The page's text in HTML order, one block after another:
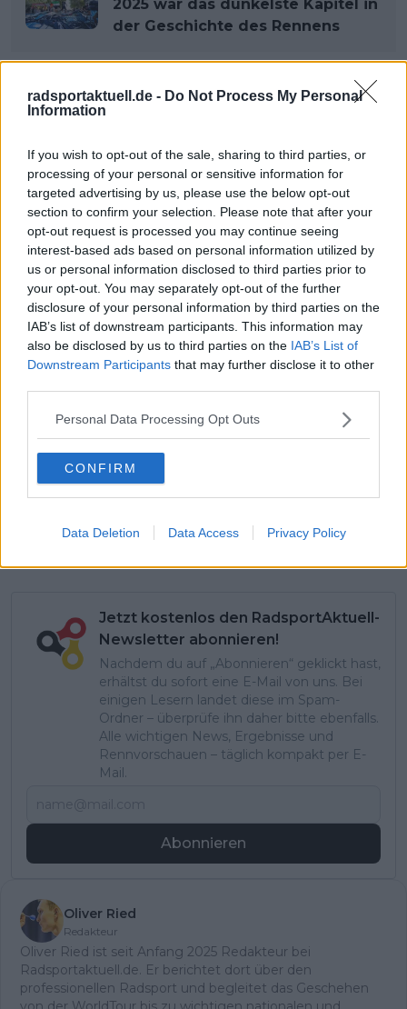
radsportaktuell.de - Do Not Process My Personal
Information
If you wish to opt-out of the sale, sharing to third parties, or
processing of your personal or sensitive information for
targeted advertising by us, please use the below opt-out
section to confirm your selection. Please note that after your
opt-out request is processed you may continue seeing
interest-based ads based on personal information utilized by
us or personal information disclosed to third parties prior to
your opt-out. You may separately opt-out of the further
disclosure of your personal information by third parties on the
IAB’s list of downstream participants. This information may
also be disclosed by us to third parties on the IAB’s List of
Downstream Participants that may further disclose it to other
Personal Data Processing Opt Outs
CONFIRM
Data Deletion Data Access Privacy Policy
2025 war das dunkelste Kapitel in
der Geschichte des Rennens
View this post on Instagram
A post shared by TNT Sports Cycling (@tntsportscycling)
Jetzt kostenlos den RadsportAktuell-
Newsletter abonnieren!
Nachdem du auf „Abonnieren“ geklickt hast,
erhältst du sofort eine E-Mail von uns. Bei
einigen Lesern landet diese im Spam-
Ordner – überprüfe ihn daher bitte ebenfalls.
Alle wichtigen News, Ergebnisse und
Rennvorschauen – täglich kompakt per E-
Mail.
Abonnieren
Oliver Ried
Redakteur
Oliver Ried ist seit Anfang 2025 Redakteur bei
Radsportaktuell.de. Er berichtet dort über den
professionellen Radsport und begleitet das Geschehen